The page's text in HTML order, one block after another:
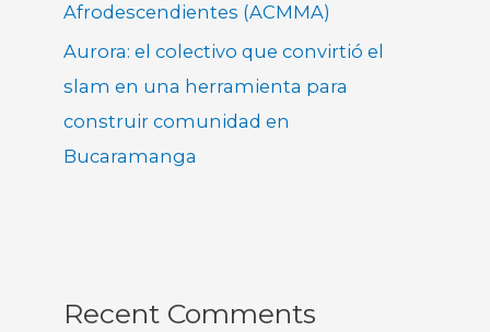
Afrodescendientes (ACMMA)
Aurora: el colectivo que convirtió el
slam en una herramienta para
construir comunidad en
Bucaramanga
Recent Comments